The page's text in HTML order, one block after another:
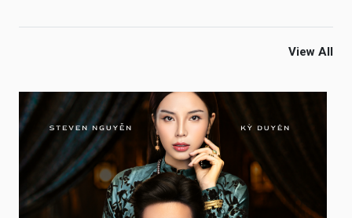
View All